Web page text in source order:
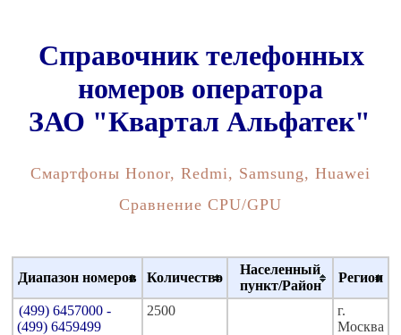
Справочник телефонных
номеров оператора
ЗАО "Квартал Альфатек"
Смартфоны Honor, Redmi, Samsung, Huawei
Сравнение CPU/GPU
Диапазон номеров Количество
Населенный
пункт/Район
Регион
(499) 6457000 -
(499) 6459499
2500
г.
Москва